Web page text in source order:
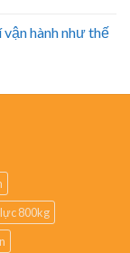
hành như thế
800kg